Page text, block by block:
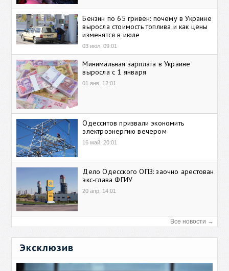
Бензин по 65 гривен: почему в Украине
выросла стоимость топлива и как цены
изменятся в июле
03 июл, 09:01
Минимальная зарплата в Украине
выросла с 1 января
01 янв, 12:01
Одесситов призвали экономить
электроэнергию вечером
16 май, 20:01
Дело Одесского ОПЗ: заочно арестован
экс-глава ФГИУ
20 апр, 14:01
Все новости →
Эксклюзив